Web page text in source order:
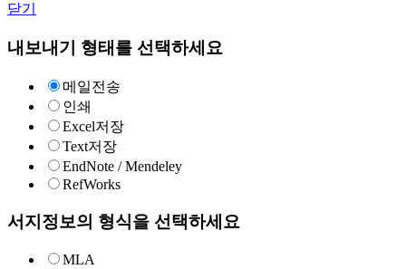
닫기
내보내기 형태를 선택하세요
메일전송
인쇄
Excel저장
Text저장
EndNote / Mendeley
RefWorks
서지정보의 형식을 선택하세요
MLA